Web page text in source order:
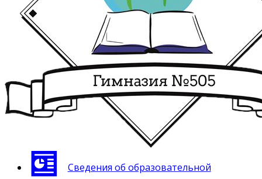
Сведения об образовательной